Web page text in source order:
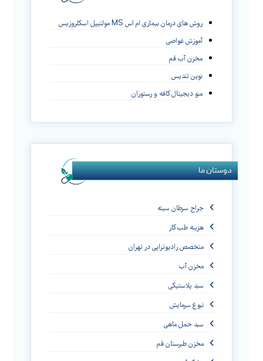
روش های درمان بیماری ام اس MS مولتیپل اسکلروزیس
آموزش غواصی
مخزن آب قم
نوین تندیس
منو دیجیتال کافه و رستوران
دوستان ما
جراح سرطان سینه
هزینه طب کار
متخصص رادیوتراپی در تهران
مخزن آب
سبد پلاستیکی
نبوغ سرمایش
سبد حمل ماهی
مخزن طبرستان قم